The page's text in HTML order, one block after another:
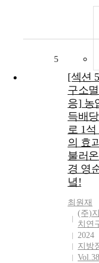
5
[섹션
구소
응] 농
득배
로 1석
의 효
불러
경 영
녘!
최원재
(주)
치연
2024
지방